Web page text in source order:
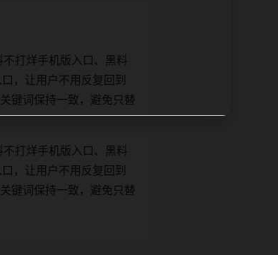
打烊手机版入口、黑料
，让用户不用反复回到
键词保持一致，避免只替
打烊手机版入口、黑料
，让用户不用反复回到
键词保持一致，避免只替